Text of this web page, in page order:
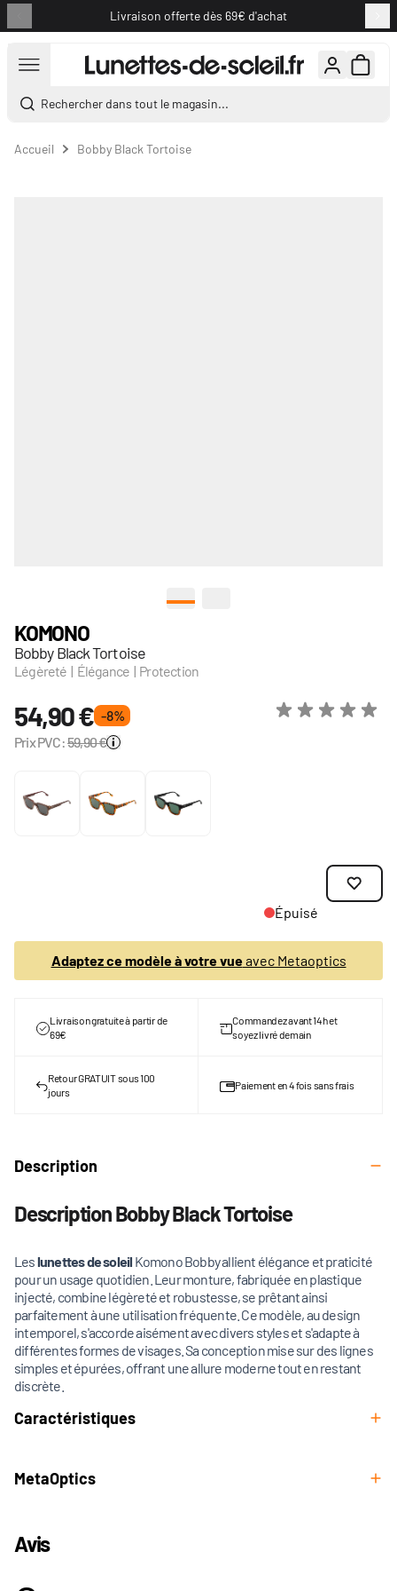
Livraison offerte dès 69€ d'achat
Rechercher dans tout le magasin...
Accueil Bobby Black Tortoise
KOMONO
Bobby Black Tortoise
Légèreté | Élégance | Protection
54,90 € - 8 %
Prix PVC:59,90 €
Épuisé
Adaptez ce modèle à votre vueavec Metaoptics
Livraison gratuite à partir de
69€
Commandez avant 14h et
soyez livré demain
Retour GRATUIT sous 100
jours
Paiement en 4 fois sans frais
Description
Description Bobby Black Tortoise
Leslunettes de soleil Komono Bobby allient élégance et praticité
pour un usage quotidien. Leur monture, fabriquée en plastique
injecté, combine légèreté et robustesse, se prêtant ainsi
parfaitement à une utilisation fréquente. Ce modèle, au design
intemporel, s'accorde aisément avec divers styles et s'adapte à
différentes formes de visages. Sa conception mise sur des lignes
simples et épurées, offrant une allure moderne tout en restant
discrète.
Caractéristiques
MetaOptics
Avis